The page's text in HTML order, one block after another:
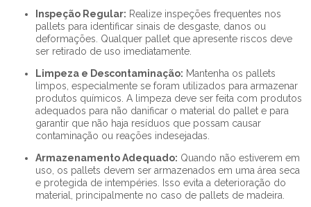
Inspeção Regular: Realize inspeções frequentes nos
pallets para identificar sinais de desgaste, danos ou
deformações. Qualquer pallet que apresente riscos deve
ser retirado de uso imediatamente.
Limpeza e Descontaminação: Mantenha os pallets
limpos, especialmente se foram utilizados para armazenar
produtos químicos. A limpeza deve ser feita com produtos
adequados para não danificar o material do pallet e para
garantir que não haja resíduos que possam causar
contaminação ou reações indesejadas.
Armazenamento Adequado: Quando não estiverem em
uso, os pallets devem ser armazenados em uma área seca
e protegida de intempéries. Isso evita a deterioração do
material, principalmente no caso de pallets de madeira.